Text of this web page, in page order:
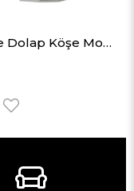
Defne Dolap Köşe Modül